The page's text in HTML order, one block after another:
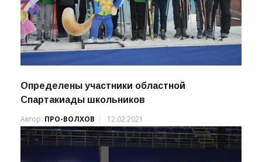
Определены участники областной
Спартакиады школьников
Автор: ПРО-ВОЛХОВ 12.02.2021